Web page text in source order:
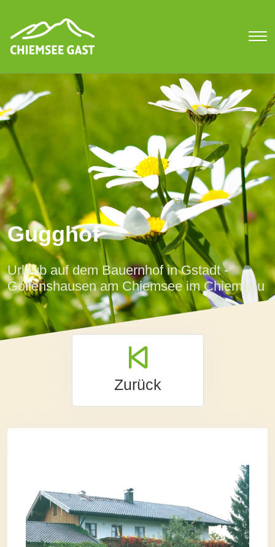
Gugghof
Urlaub auf dem Bauernhof in Gstadt -
Gollenshausen am Chiemsee im Chiemgau
Zurück